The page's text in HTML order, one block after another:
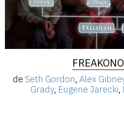
de Seth Gordon, Alex
Grady, Eugene Jarecki,